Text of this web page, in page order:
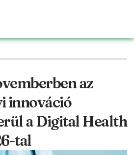
az
innováció
a Digital Health
tal